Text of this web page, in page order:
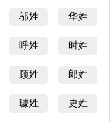
邬姓 华姓
呼姓 时姓
顾姓 郎姓
璩姓 史姓